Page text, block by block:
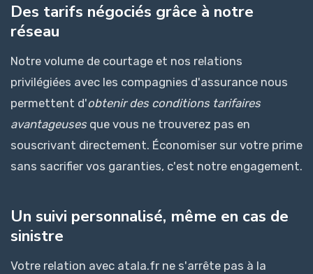
Des tarifs négociés grâce à notre
réseau
Notre volume de courtage et nos relations
privilégiées avec les compagnies d'assurance nous
permettent d'obtenir des conditions tarifaires
avantageuses que vous ne trouverez pas en
souscrivant directement. Économiser sur votre prime
sans sacrifier vos garanties, c'est notre engagement.
Un suivi personnalisé, même en cas de
sinistre
Votre relation avec atala.fr ne s'arrête pas à la